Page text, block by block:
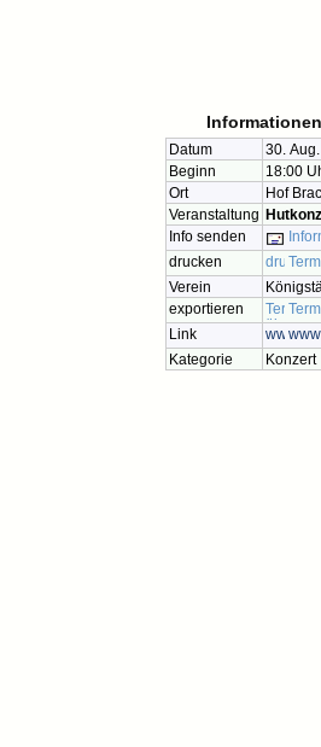
Datum
30.
Beginn
18:00
Ort
Hof
Veranstaltung
Info senden
drucken
Verein
exportieren
Link
Kategorie
Konzert